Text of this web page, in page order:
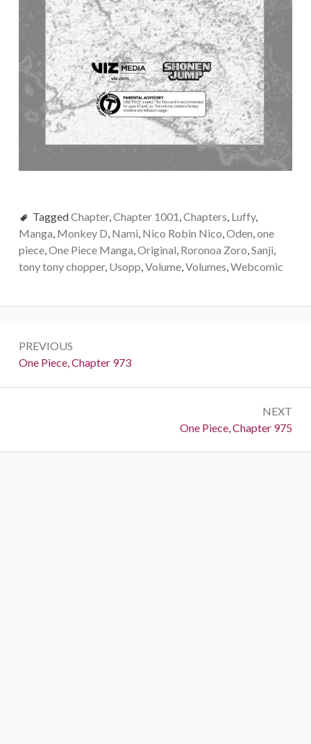
TaggedChapter, Chapter 1001 Chapters Luffy,
Manga Monkey D Nami Nico Robin Nico Oden one
piece, One Piece Manga Original Roronoa Zoro Sanji
tony tony chopper, Usopp Volume, Volumes Webcomic
navigation
PREVIOUS
Previous:
One Piece, Chapter 973
NEXT
Next:
One Piece, Chapter 975